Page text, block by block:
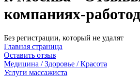
компаниях-
Без регистрации, который не удалят
Главная страница
Оставить отзыв
Медицина / Здоровье / Красота
Услуги массажиста